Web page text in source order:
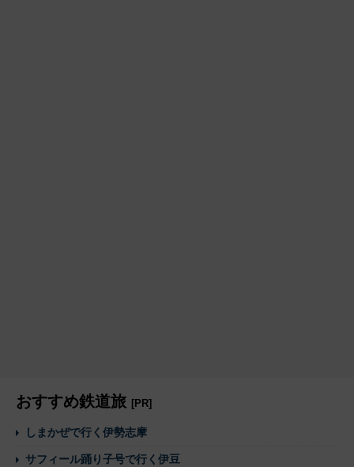
おすすめ鉄道旅 [PR]
しまかぜで行く伊勢志摩
サフィール踊り子号で行く伊豆